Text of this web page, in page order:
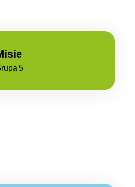
5